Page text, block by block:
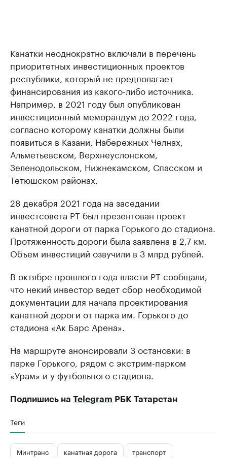
Канатки неоднократно включали в перечень
приоритетных инвестиционных проектов
республики, который не предполагает
финансирования из какого-либо источника.
Например, в 2021 году был опубликован
инвестиционный меморандум до 2022 года,
согласно которому канатки должны были
появиться в Казани, Набережных Челнах,
Альметьевском, Верхнеуслонском,
Зеленодольском, Нижнекамском, Спасском и
Тетюшском районах.
28 декабря 2021 года на заседании
инвестсовета РТ был презентован проект
канатной дороги от парка Горького до стадиона.
Протяженность дороги была заявлена в 2,7 км.
Объем инвестиций озвучили в 3 млрд рублей.
В октябре прошлого года власти РТ сообщали,
что некий инвестор ведет сбор необходимой
документации для начала проектирования
канатной дороги от парка им. Горького до
стадиона «Ак Барс Арена».
На маршруте анонсировали 3 остановки: в
парке Горького, рядом с экстрим-парком
«Урам» и у футбольного стадиона.
Подпишись на Telegram РБК Татарстан
Теги
Минтранс канатная дорога
транспорт